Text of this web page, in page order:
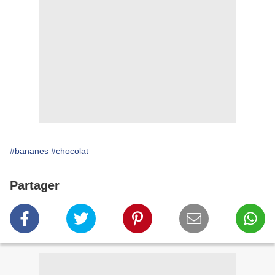
#bananes #chocolat
Partager